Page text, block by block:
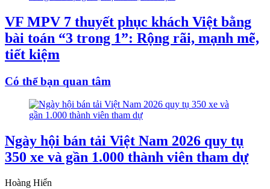
VF MPV 7 thuyết phục khách Việt bằng
bài toán “3 trong 1”: Rộng rãi, mạnh mẽ,
tiết kiệm
Có thể bạn quan tâm
Ngày hội bán tải Việt Nam 2026 quy tụ
350 xe và gần 1.000 thành viên tham dự
Hoàng Hiển